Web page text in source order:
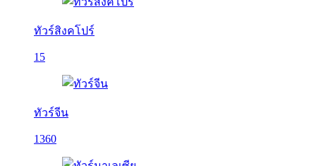
ทัวร์สิงคโปร์
15
ทัวร์จีน
1360